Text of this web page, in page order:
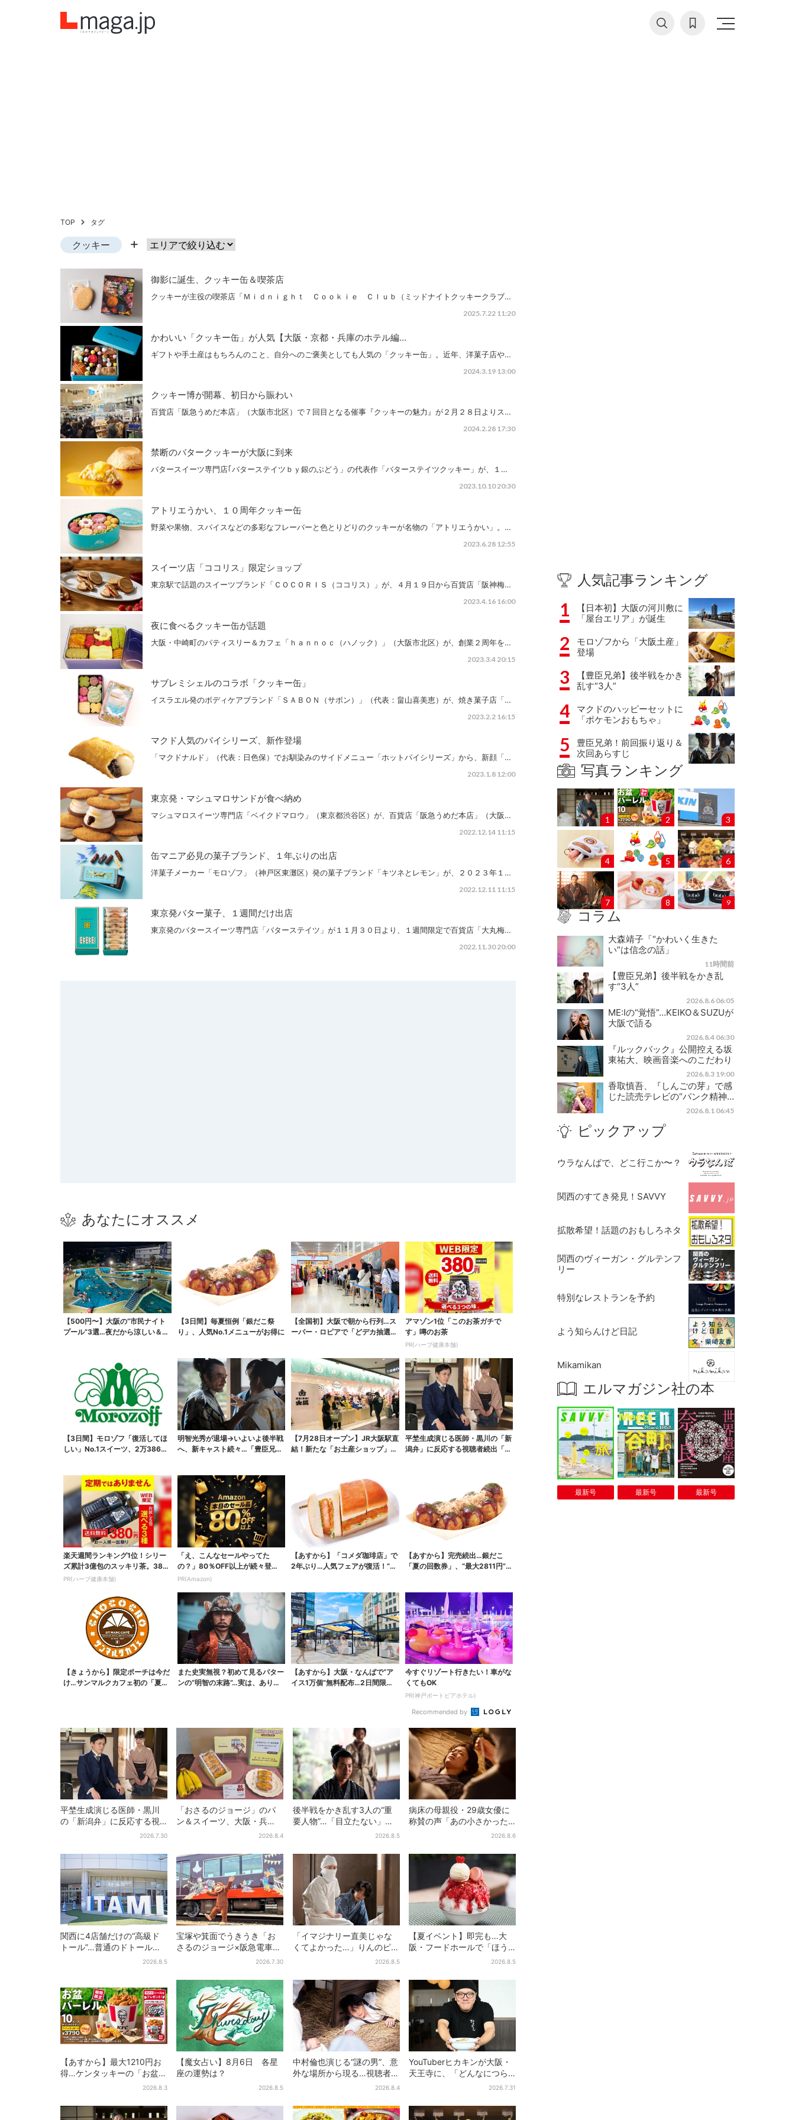
TOP タグ
クッキー
御影に誕生、クッキー缶＆喫茶店
クッキーが主役の喫茶店「Ｍｉｄｎｉｇｈｔ Ｃｏｏｋｉｅ Ｃｌｕｂ（ミッドナイトクッキークラブ…
2025.7.22 11:20
かわいい「クッキー缶」が人気【大阪・京都・兵庫のホテル編…
ギフトや手土産はもちろんのこと、自分へのご褒美としても人気の「クッキー缶」。近年、洋菓子店や…
2024.3.19 13:00
クッキー博が開幕、初日から賑わい
百貨店「阪急うめだ本店」（大阪市北区）で７回目となる催事『クッキーの魅力』が２月２８日よりス…
2024.2.28 17:30
禁断のバタークッキーが大阪に到来
バタースイーツ専門店｢バターステイツｂｙ銀のぶどう」の代表作「バターステイツクッキー」が、１…
2023.10.10 20:30
アトリエうかい、１０周年クッキー缶
野菜や果物、スパイスなどの多彩なフレーバーと色とりどりのクッキーが名物の「アトリエうかい」。…
2023.6.28 12:55
スイーツ店「ココリス」限定ショップ
東京駅で話題のスイーツブランド「ＣＯＣＯＲＩＳ（ココリス）」が、４月１９日から百貨店「阪神梅…
2023.4.16 16:00
夜に食べるクッキー缶が話題
大阪・中崎町のパティスリー＆カフェ「ｈａｎｎｏｃ（ハノック）」（大阪市北区）が、創業２周年を…
2023.3.4 20:15
サブレミシェルのコラボ「クッキー缶」
イスラエル発のボディケアブランド「ＳＡＢＯＮ（サボン）」（代表：畠山喜美恵）が、焼き菓子店「…
2023.2.2 16:15
マクド人気のパイシリーズ、新作登場
「マクドナルド」（代表：日色保）でお馴染みのサイドメニュー「ホットパイシリーズ」から、新顔「…
2023.1.8 12:00
東京発・マシュマロサンドが食べ納め
マシュマロスイーツ専門店「ベイクドマロウ」（東京都渋谷区）が、百貨店「阪急うめだ本店」（大阪…
2022.12.14 11:15
缶マニア必見の菓子ブランド、１年ぶりの出店
洋菓子メーカー「モロゾフ」（神戸区東灘区）発の菓子ブランド「キツネとレモン」が、２０２３年１…
2022.12.11 11:15
東京発バター菓子、１週間だけ出店
東京発のバタースイーツ専門店「バターステイツ」が１１月３０日より、１週間限定で百貨店「大丸梅…
2022.11.30 20:00
あなたにオススメ
【500円〜】大阪の“市民ナイト
プール”3選…夜だから涼しい＆コ
【3日間】毎夏恒例「銀だこ祭
り」、人気No.1メニューがお得に
【全国初】大阪で朝から行列…ス
ーパー・ロピアで「どデカ抽選
アマゾン1位「このお茶ガチで
す」噂のお茶
PR(ハーブ健康本舗)
【3日間】モロゾフ「復活してほ
しい」No.1スイーツ、2万3865
明智光秀が退場→いよいよ後半戦
へ、新キャスト続々…「豊臣兄
【7月28日オープン】JR大阪駅直
結！新たな「お土産ショップ」、
平埜生成演じる医師・黒川の「新
潟弁」に反応する視聴者続出「グ
楽天週間ランキング1位！シリー
ズ累計3億包のスッキリ茶。380
円でお試し
PR(ハーブ健康本舗)
「え、こんなセールやってた
の？」80％OFF以上が続々登
場！Amazonの本気が...
PR(Amazon)
【あすから】「コメダ珈琲店」で
2年ぶり…人気フェアが復活！“ハ
【あすから】完売続出…銀だこ
「夏の回数券」、“最大2811円”お
【きょうから】限定ポーチは今だ
け…サンマルクカフェ初の「夏福
また史実無視？初めて見るパター
ンの“明智の末路”…実は、ありえ
【あすから】大阪・なんばで“ア
イス1万個”無料配布…2日間限定
今すぐリゾート行きたい！車がな
くてもOK
PR(神戸ポートピアホテル)
Recommended by
平埜生成演じる医師・黒川
の「新潟弁」に反応する視
聴者続出「グッときた」2026.7.30
「おさるのジョージ」のパ
ン＆スイーツ、大阪・兵
庫・京都限定で【きょうか
2026.8.4
後半戦をかき乱す3人の“重
要人物”…「目立たない」主
人公・仲野太賀も、モブキ
2026.8.5
病床の母親役・29歳女優に
称賛の声「あの小さかった
加恋ちゃんが…」朝ドラ視聴
2026.8.6
関西に4店舗だけの“高級ド
トール”…普通のドトール
と、何が違う？コーヒーは
2026.8.5
宝塚や箕面でうきうき「お
さるのジョージ×阪急電車」
お披露目！マルーンの制服
添乗
2026.7.30
「イマジナリー直美じゃな
くてよかった…」りんのピン
チに駆けつける直美、ベス
喜
2026.8.5
【夏イベント】即完も…大
阪・フードホールで「ほう
せき箱」の“限定かき氷”が復
2026.8.5
【あすから】最大1210円お
得…ケンタッキーの「お盆パ
ック」、2週間だけ！数量限
2026.8.3
【魔女占い】8月6日 各星
座の運勢は？
2026.8.5
中村倫也演じる“謎の男”、意
外な場所から現る…視聴者歓
喜「こんな登場シーンと2026.8.4
YouTuberヒカキンが大阪・
天王寺に、「どんなにつら
い時でも…」ラーメン愛＆兄
2026.7.31
人気記事ランキング
1
【日本初】大阪の河川敷に
「屋台エリア」が誕生
2
モロゾフから「大阪土産」
登場
3
【豊臣兄弟】後半戦をかき
乱す“3人”
4
マクドのハッピーセットに
「ポケモンおもちゃ」
5
豊臣兄弟！前回振り返り＆
次回あらすじ
写真ランキング
1 2 3
4 5 6
7 8 9
コラム
大森靖子「“かわいく生きた
い”は信念の話」
11時間前
【豊臣兄弟】後半戦をかき乱
す“3人”
2026.8.6 06:05
ME:Iの“覚悟”…KEIKO＆SUZUが
大阪で語る
2026.8.4 06:30
『ルックバック』公開控える坂
東祐大、映画音楽へのこだわり
2026.8.3 19:00
香取慎吾、『しんごの芽』で感
じた読売テレビの“パンク精神…
2026.8.1 06:45
ピックアップ
ウラなんばで、どこ行こか〜？
関西のすてき発見！SAVVY
拡散希望！話題のおもしろネタ
関西のヴィーガン・グルテンフ
リー
特別なレストランを予約
よう知らんけど日記
Mikamikan
エルマガジン社の本
最新号 最新号 最新号